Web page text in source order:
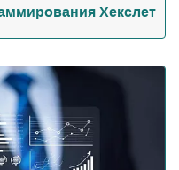
Хекслет